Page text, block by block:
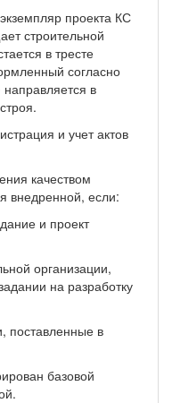
проекта КС
строительной
в тресте
согласно
в
и учет актов
качеством
внедренной, если:
и проект
организации,
на разработку
поставленные в
базовой